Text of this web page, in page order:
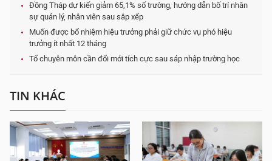
Đồng Tháp dự kiến giảm 65,1% số trường, hướng dẫn bố trí nhân
sự quản lý, nhân viên sau sắp xếp
Muốn được bổ nhiệm hiệu trưởng phải giữ chức vụ phó hiệu
trưởng ít nhất 12 tháng
Tổ chuyên môn cần đổi mới tích cực sau sáp nhập trường học
TIN KHÁC